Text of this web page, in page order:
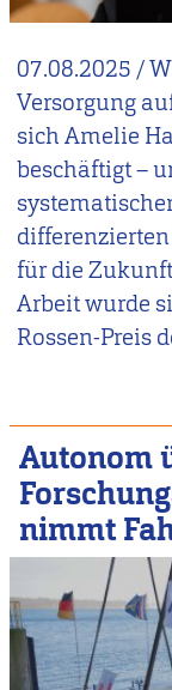
07.08.2025 /
Versorgung
sich Amelie
beschäftigt –
für die
Arbeit wurde
Rossen-Preis
Autonom
nimmt